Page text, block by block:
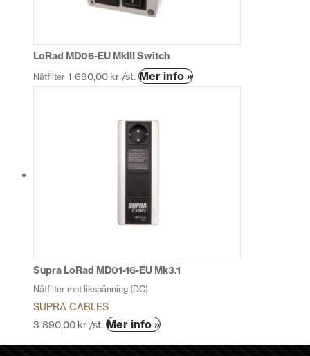
LoRad MD06-EU MkIII Switch
Nätfilter 1 690,00 kr /st. Mer info »
Supra LoRad MD01-16-EU Mk3.1
Nätfilter mot likspänning (DC)
SUPRA CABLES
3 890,00 kr /st. Mer info »Den